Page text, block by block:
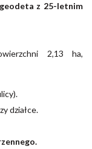
z 25-letnim
2,13 ha,
działce.